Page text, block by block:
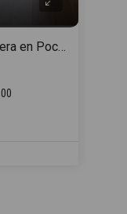
Apartamento en venta c/ cochera en Pocitos